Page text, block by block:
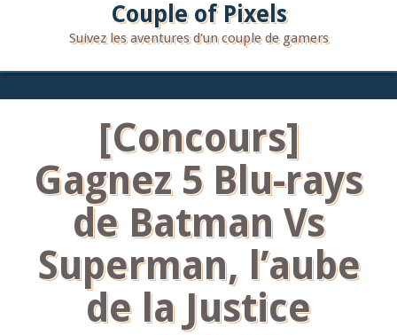
Couple of Pixels
Suivez les aventures d'un couple de gamers
[Concours]
Gagnez 5 Blu-rays
de Batman Vs
Superman, l’aube
de la Justice